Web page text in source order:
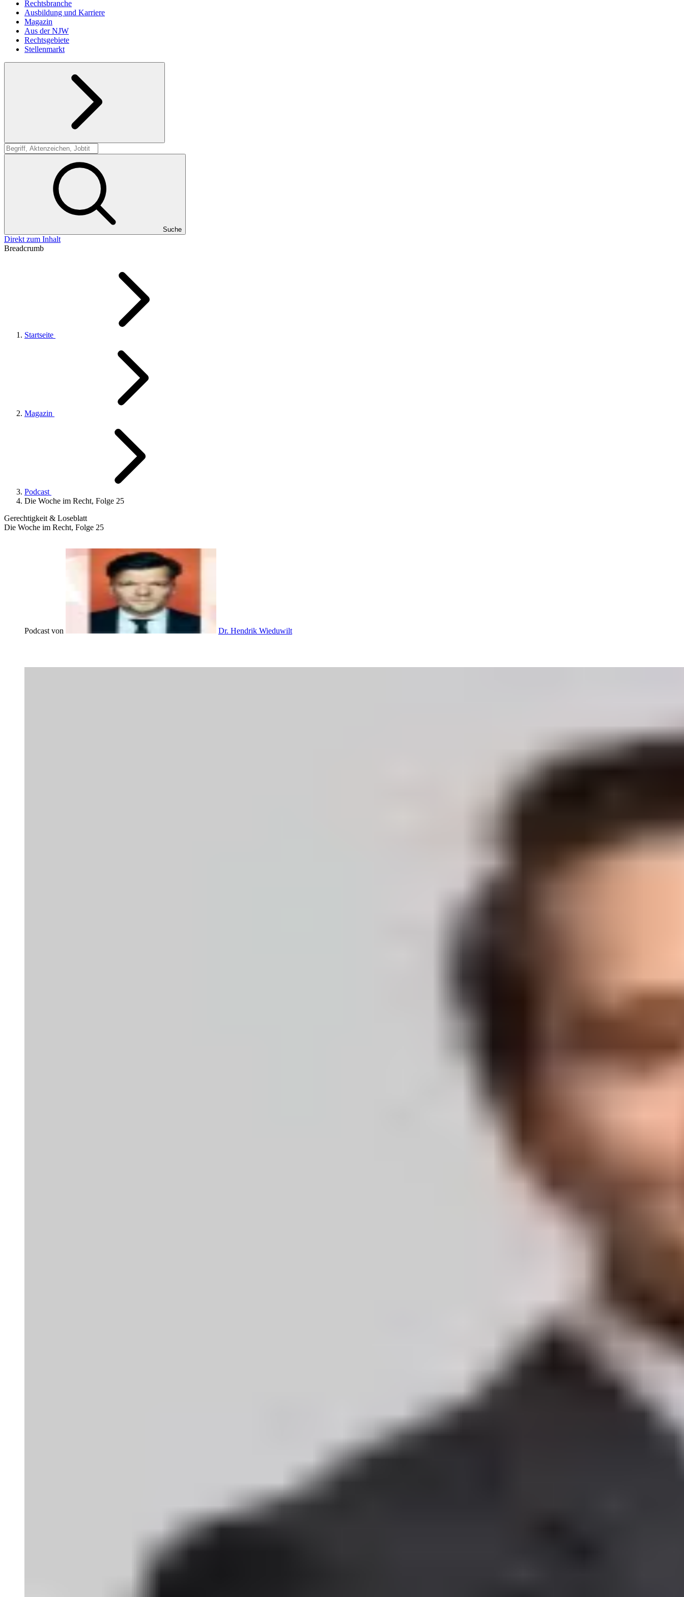
Rechtsbranche
Ausbildung und Karriere
Magazin
Aus der NJW
Rechtsgebiete
Stellenmarkt
Suche
Suche
Direkt zum Inhalt
Breadcrumb
Startseite
Magazin
Podcast
Die Woche im Recht, Folge 25
Gerechtigkeit & Loseblatt
Die Woche im Recht, Folge 25
Podcast von Dr. Hendrik Wieduwilt